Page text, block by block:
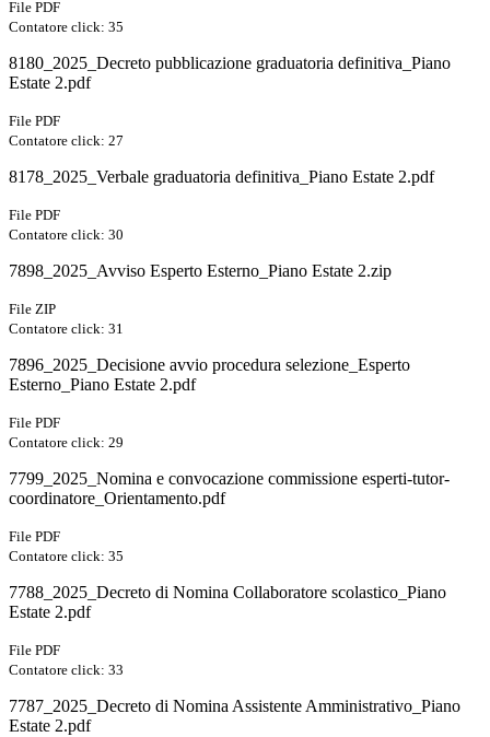
File PDF
Contatore click: 35
8180_2025_Decreto pubblicazione graduatoria definitiva_Piano
Estate 2.pdf
File PDF
Contatore click: 27
8178_2025_Verbale graduatoria definitiva_Piano Estate 2.pdf
File PDF
Contatore click: 30
7898_2025_Avviso Esperto Esterno_Piano Estate 2.zip
File ZIP
Contatore click: 31
7896_2025_Decisione avvio procedura selezione_Esperto
Esterno_Piano Estate 2.pdf
File PDF
Contatore click: 29
7799_2025_Nomina e convocazione commissione esperti-tutor-
coordinatore_Orientamento.pdf
File PDF
Contatore click: 35
7788_2025_Decreto di Nomina Collaboratore scolastico_Piano
Estate 2.pdf
File PDF
Contatore click: 33
7787_2025_Decreto di Nomina Assistente Amministrativo_Piano
Estate 2.pdf